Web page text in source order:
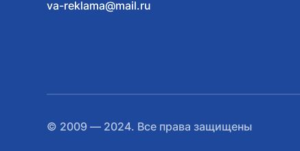
va-reklama@mail.ru
© 2009 — 2024. Все права защищены